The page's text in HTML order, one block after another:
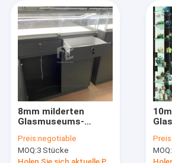
8mm milderten
Glasmuseums-
Schaukasten-
Monomere-Entwurf
Preis:negotiable
MOQ:3 Stücke
MOQ: